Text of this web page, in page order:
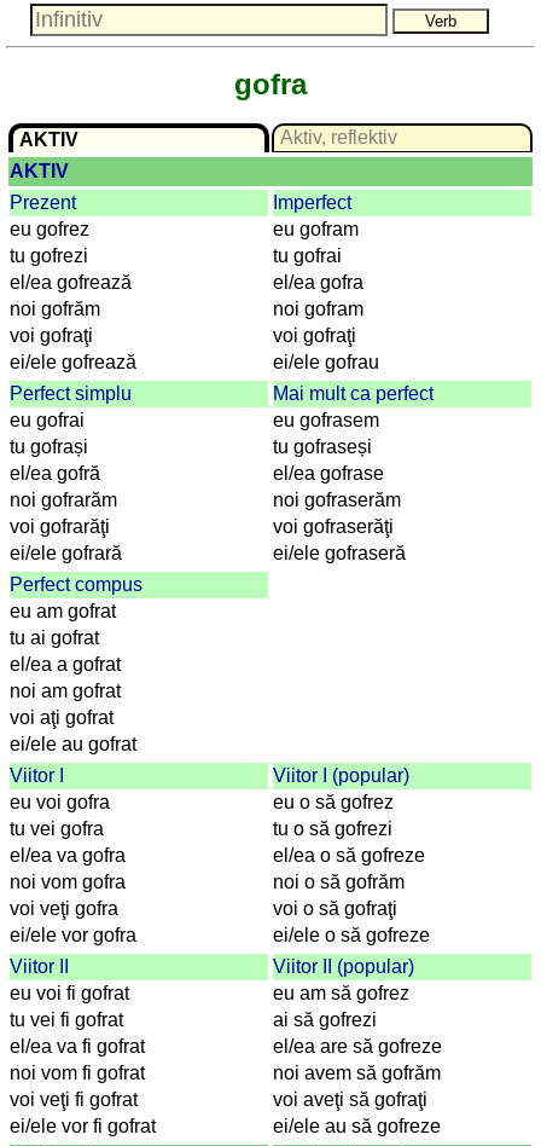
Niederländisch
Spanisch
Nützliches
Umrechner
Autokennzeichen
Sonnenstand
Fahrradtouren
Reisewortschatz
SPIELE
Geografie
Küstenquiz
Geografiequiz
Länderquiz
Flüsse-
und
Städtequiz
Flaggen-,
Wappen-
und
Münzenquiz
Städte-
und
Länderquiz
weitere
Spiele
Gehirntraining
Rechentrainer
Puzzle
Quiz
Suchbild
Tierquiz
gofra
AKTIV
Aktiv, reflektiv
AKTIV
Prezent
eu gofrez
tu gofrezi
el/ea gofrează
noi gofrăm
voi gofraţi
ei/ele gofrează
Imperfect
eu gofram
tu gofrai
el/ea gofra
noi gofram
voi gofraţi
ei/ele gofrau
Perfect simplu
eu gofrai
tu gofrași
el/ea gofră
noi gofrarăm
voi gofrarăţi
ei/ele gofrară
Mai mult ca perfect
eu gofrasem
tu gofraseși
el/ea gofrase
noi gofraserăm
voi gofraserăţi
ei/ele gofraseră
Perfect compus
eu am gofrat
tu ai gofrat
el/ea a gofrat
noi am gofrat
voi aţi gofrat
ei/ele au gofrat
Viitor I
eu voi gofra
tu vei gofra
el/ea va gofra
noi vom gofra
voi veţi gofra
ei/ele vor gofra
Viitor I (popular)
eu o să gofrez
tu o să gofrezi
el/ea o să gofreze
noi o să gofrăm
voi o să gofraţi
ei/ele o să gofreze
Viitor II
eu voi fi gofrat
tu vei fi gofrat
el/ea va fi gofrat
noi vom fi gofrat
voi veţi fi gofrat
ei/ele vor fi gofrat
Viitor II (popular)
eu am să gofrez
ai să gofrezi
el/ea are să gofreze
noi avem să gofrăm
voi aveţi să gofraţi
ei/ele au să gofreze